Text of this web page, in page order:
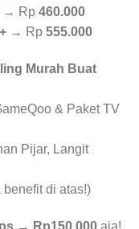
→ Rp 460.000
→ Rp 555.000
Murah Buat
& Paket TV
Pijar, Langit
benefit di atas!)
→ Rp150.000 aja!